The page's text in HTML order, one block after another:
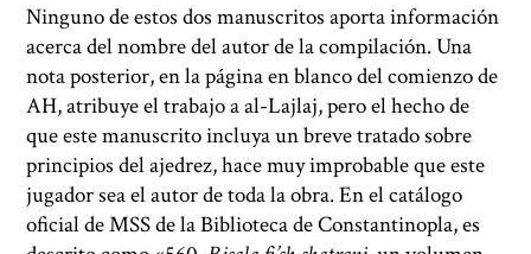
Ninguno de estos dos manuscritos aporta información
acerca del nombre del autor de la compilación. Una
nota posterior, en la página en blanco del comienzo de
AH, atribuye el trabajo a al-Lajlaj, pero el hecho de
que este manuscrito incluya un breve tratado sobre
principios del ajedrez, hace muy improbable que este
jugador sea el autor de toda la obra. En el catálogo
oficial de MSS de la Biblioteca de Constantinopla, es